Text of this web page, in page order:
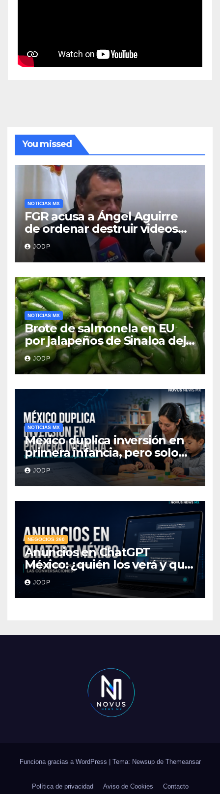
You missed
NOTICIAS MX
FGR acusa a Ángel Aguirre
de ordenar destruir videos
clave del caso Ayotzinapa
JODP
NOTICIAS MX
Brote de salmonela en EU
por jalapeños de Sinaloa deja
345 enfermos y 36
hospitalizados
JODP
NOTICIAS MX
México duplica inversión en
primera infancia, pero solo
destina 2.53% del gasto
público
JODP
NEGOCIOS 360
Anuncios en ChatGPT
México: ¿quién los verá y qué
pasará con las
conversaciones?
JODP
Funciona gracias a WordPress Tema: Newsup de Themeansar
Política de privacidad Aviso de Cookies Contacto